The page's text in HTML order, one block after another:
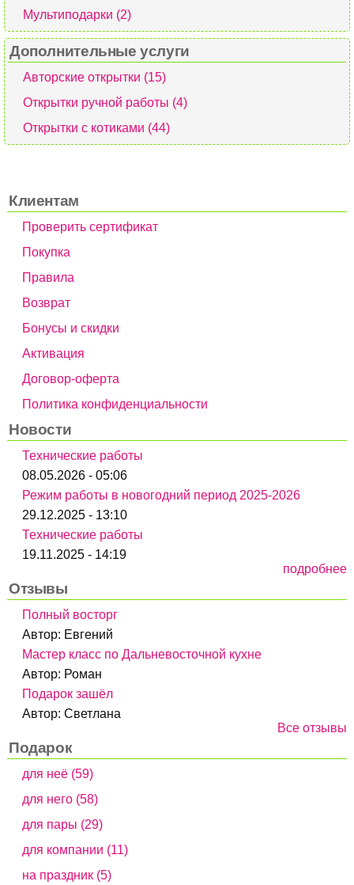
Мультиподарки (2)
Дополнительные услуги
Авторские открытки (15)
Открытки ручной работы (4)
Открытки с котиками (44)
Клиентам
Проверить сертификат
Покупка
Правила
Возврат
Бонусы и скидки
Активация
Договор-оферта
Политика конфиденциальности
Новости
Технические работы
08.05.2026 - 05:06
Режим работы в новогодний период 2025-2026
29.12.2025 - 13:10
Технические работы
19.11.2025 - 14:19
подробнее
Отзывы
Полный восторг
Автор: Евгений
Мастер класс по Дальневосточной кухне
Автор: Роман
Подарок зашёл
Автор:Светлана
Все отзывы
Подарок
для неё (59)
для него (58)
для пары (29)
для компании (11)
на праздник (5)